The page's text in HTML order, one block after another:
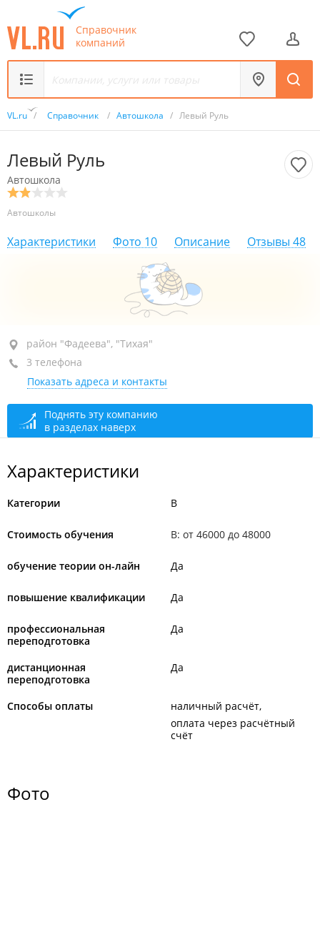
Справочник
компаний
VL.ru / Справочник / Автошкола / Левый Руль
Левый Руль
Автошкола
Автошколы
Характеристики Фото 10 Описание Отзывы 48
район "Фадеева", ул. Фадеева, 31
каб. 403
По предварительной записи
район "Фадеева", "Тихая"
3 телефона
Показать адреса и контакты
Поднять эту компанию
в разделах наверх
Характеристики
Категории B
Стоимость обучения B: от 46000 до 48000
обучение теории он-лайн Да
повышение квалификации Да
профессиональная
переподготовка
Да
дистанционная
переподготовка
Да
Способы оплаты
наличный расчёт
оплата через расчётный
счёт
Фото